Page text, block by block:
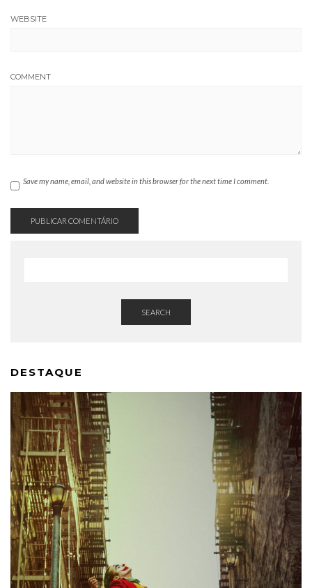
WEBSITE
COMMENT
Save my name, email, and website in this browser for the next time I comment.
SEARCH
DESTAQUE